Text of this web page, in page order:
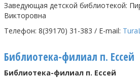
Заведующая детской библиотекой:
Викторовна
Телефон: 8(39170) 31-383 / E-mail:
Библиотека-филиал п. Ессей
Библиотека-филиал п. Ессей